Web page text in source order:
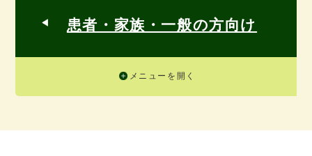
患者・家族・一般の方向け
メニューを開く